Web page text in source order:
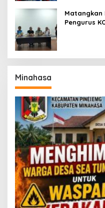
Matangkan
Pengurus
Minahasa